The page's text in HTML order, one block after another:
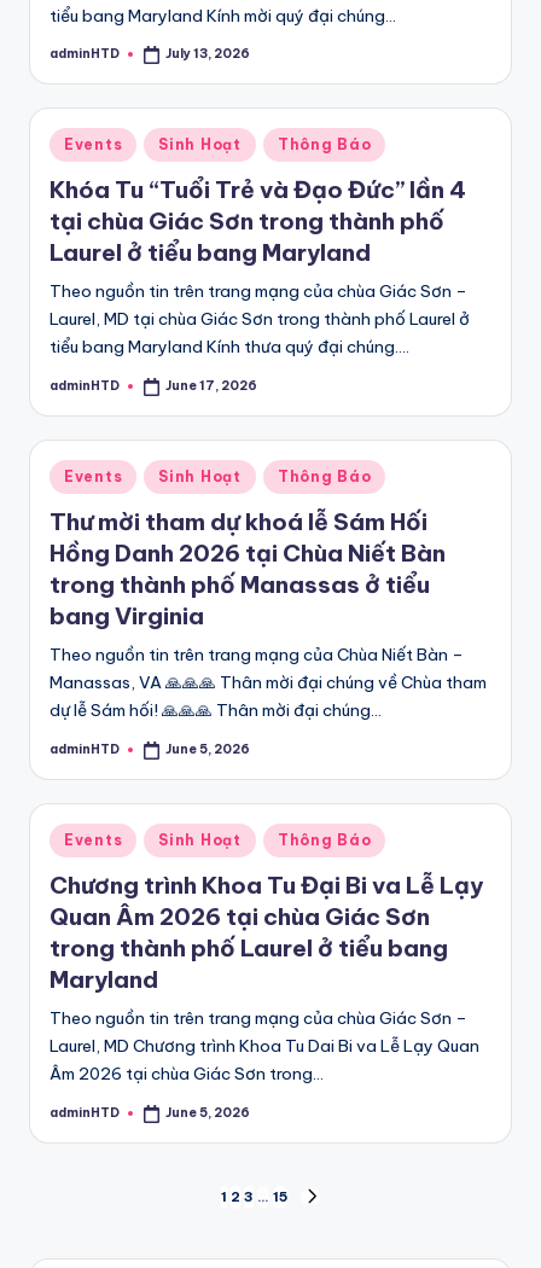
tiểu bang Maryland Kính mời quý đại chúng…
Posted
adminHTD July 13, 2026
Posted
in
Events Sinh Hoạt Thông Báo
Khóa Tu “Tuổi Trẻ và Đạo Đức” lần 4
tại chùa Giác Sơn trong thành phố
Laurel ở tiểu bang Maryland
Theo nguồn tin trên trang mạng của chùa Giác Sơn –
Laurel, MD tại chùa Giác Sơn trong thành phố Laurel ở
tiểu bang Maryland Kính thưa quý đại chúng.…
Posted
adminHTD June 17, 2026
Posted
in
Events Sinh Hoạt Thông Báo
Thư mời tham dự khoá lễ Sám Hối
Hồng Danh 2026 tại Chùa Niết Bàn
trong thành phố Manassas ở tiểu
bang Virginia
Theo nguồn tin trên trang mạng của Chùa Niết Bàn –
Manassas, VA 🙏🙏🙏 Thân mời đại chúng về Chùa tham
dự lễ Sám hối! 🙏🙏🙏 Thân mời đại chúng…
Posted
adminHTD June 5, 2026
Posted
in
Events Sinh Hoạt Thông Báo
Chương trình Khoa Tu Đại Bi va Lễ Lạy
Quan Âm 2026 tại chùa Giác Sơn
trong thành phố Laurel ở tiểu bang
Maryland
Theo nguồn tin trên trang mạng của chùa Giác Sơn –
Laurel, MD Chương trình Khoa Tu Dai Bi va Lễ Lạy Quan
Âm 2026 tại chùa Giác Sơn trong…
Posted
adminHTD June 5, 2026
pagination
1 2 3 … 15